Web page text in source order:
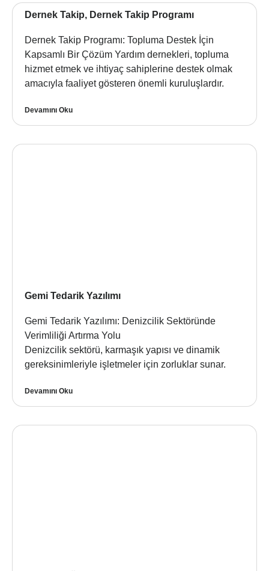
Dernek Takip, Dernek Takip Programı
Dernek Takip Programı: Topluma Destek İçin
Kapsamlı Bir Çözüm Yardım dernekleri, topluma
hizmet etmek ve ihtiyaç sahiplerine destek olmak
amacıyla faaliyet gösteren önemli kuruluşlardır.
Devamını Oku
Gemi Tedarik Yazılımı
Gemi Tedarik Yazılımı: Denizcilik Sektöründe
Verimliliği Artırma Yolu
Denizcilik sektörü, karmaşık yapısı ve dinamik
gereksinimleriyle işletmeler için zorluklar sunar.
Devamını Oku